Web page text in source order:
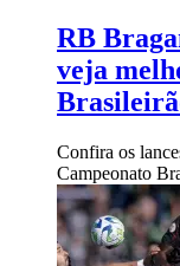
RB
veja
Confira os
Campeonato